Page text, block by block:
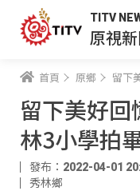
TITV
原視
首頁 原鄉 留下
留下美好
林3小學拍
發布：2022-04-01
秀林鄉